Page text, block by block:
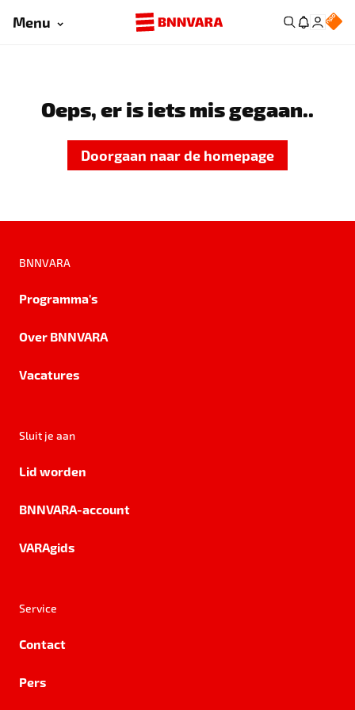
Menu
Oeps, er is iets mis gegaan..
Doorgaan naar de homepage
BNNVARA
Programma's
Over BNNVARA
Vacatures
Sluit je aan
Lid worden
BNNVARA-account
VARAgids
Service
Contact
Pers